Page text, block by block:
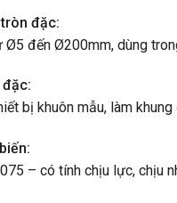
đặc:
đến Ø200mm, dùng
đặc:
bị khuôn mẫu, làm
– có tính chịu lực, chịu